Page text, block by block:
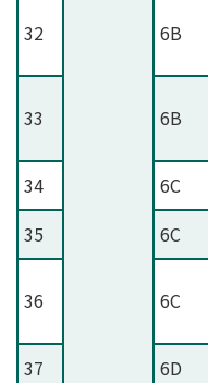
32 6B
33 6B
34 6C
35
6C
36 6C
37 6D